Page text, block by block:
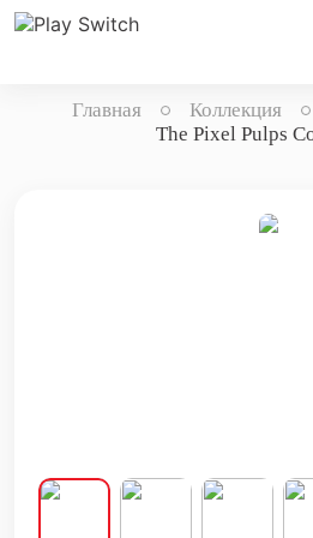
Главная Коллекция
The Pixel Pulps